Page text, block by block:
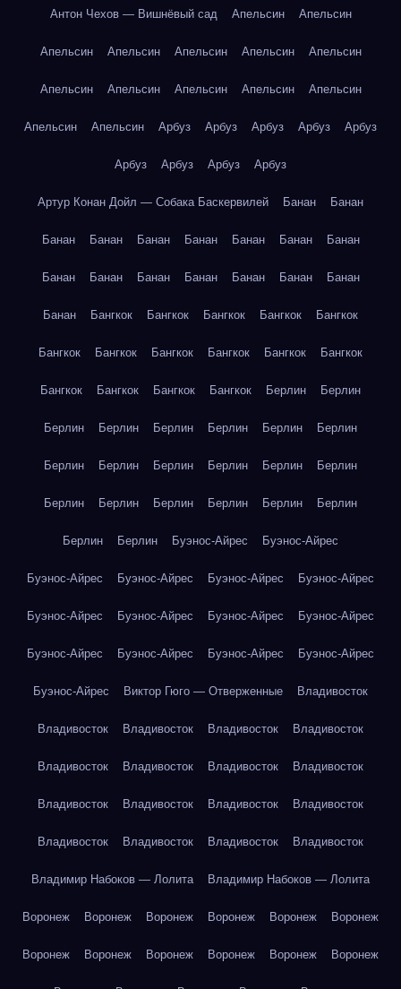
Антон Чехов — Вишнёвый сад Апельсин Апельсин
Апельсин Апельсин Апельсин Апельсин Апельсин
Апельсин Апельсин Апельсин Апельсин Апельсин
Апельсин Апельсин Арбуз Арбуз Арбуз Арбуз Арбуз
Арбуз Арбуз Арбуз Арбуз
Артур Конан Дойл — Собака Баскервилей Банан Банан
Банан Банан Банан Банан Банан Банан Банан
Банан Банан Банан Банан Банан Банан Банан
Банан Бангкок Бангкок Бангкок Бангкок Бангкок
Бангкок Бангкок Бангкок Бангкок Бангкок Бангкок
Бангкок Бангкок Бангкок Бангкок Берлин Берлин
Берлин Берлин Берлин Берлин Берлин Берлин
Берлин Берлин Берлин Берлин Берлин Берлин
Берлин Берлин Берлин Берлин Берлин Берлин
Берлин Берлин Буэнос-Айрес Буэнос-Айрес
Буэнос-Айрес Буэнос-Айрес Буэнос-Айрес Буэнос-Айрес
Буэнос-Айрес Буэнос-Айрес Буэнос-Айрес Буэнос-Айрес
Буэнос-Айрес Буэнос-Айрес Буэнос-Айрес Буэнос-Айрес
Буэнос-Айрес Виктор Гюго — Отверженные Владивосток
Владивосток Владивосток Владивосток Владивосток
Владивосток Владивосток Владивосток Владивосток
Владивосток Владивосток Владивосток Владивосток
Владивосток Владивосток Владивосток Владивосток
Владимир Набоков — Лолита Владимир Набоков — Лолита
Воронеж Воронеж Воронеж Воронеж Воронеж Воронеж
Воронеж Воронеж Воронеж Воронеж Воронеж Воронеж